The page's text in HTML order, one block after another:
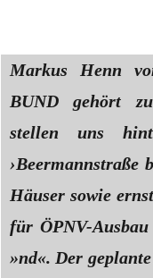
Markus Henn
BUND gehört
stellen uns
Häuser sowie
für ÖPNV-
»nd«. Der